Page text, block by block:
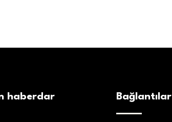
haberdar
Bağlantılar